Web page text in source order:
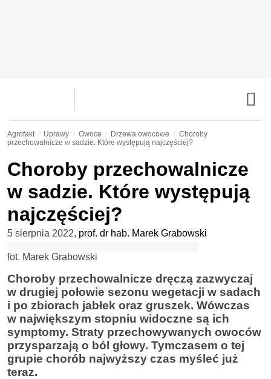
Agrofakt Uprawy Owoce Drzewa owocowe
Choroby
przechowalnicze w sadzie. Które występują najczęściej?
Choroby przechowalnicze
w sadzie. Które występują
najczęściej?
5 sierpnia 2022, prof. dr hab. Marek Grabowski
fot. Marek Grabowski
Choroby przechowalnicze dręczą zazwyczaj
w drugiej połowie sezonu wegetacji w sadach
i po zbiorach jabłek oraz gruszek. Wówczas
w największym stopniu widoczne są ich
symptomy. Straty przechowywanych owoców
przysparzają o ból głowy. Tymczasem o tej
grupie chorób najwyższy czas myśleć już
teraz.